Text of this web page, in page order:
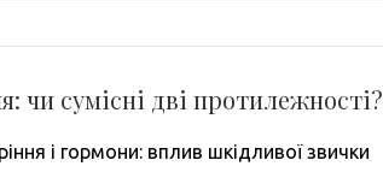
чи сумісні дві протилежності?
і гормони: вплив шкідливої ​​звички